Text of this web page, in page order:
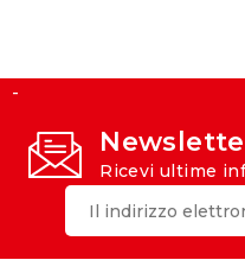
-
Ricevi ultime